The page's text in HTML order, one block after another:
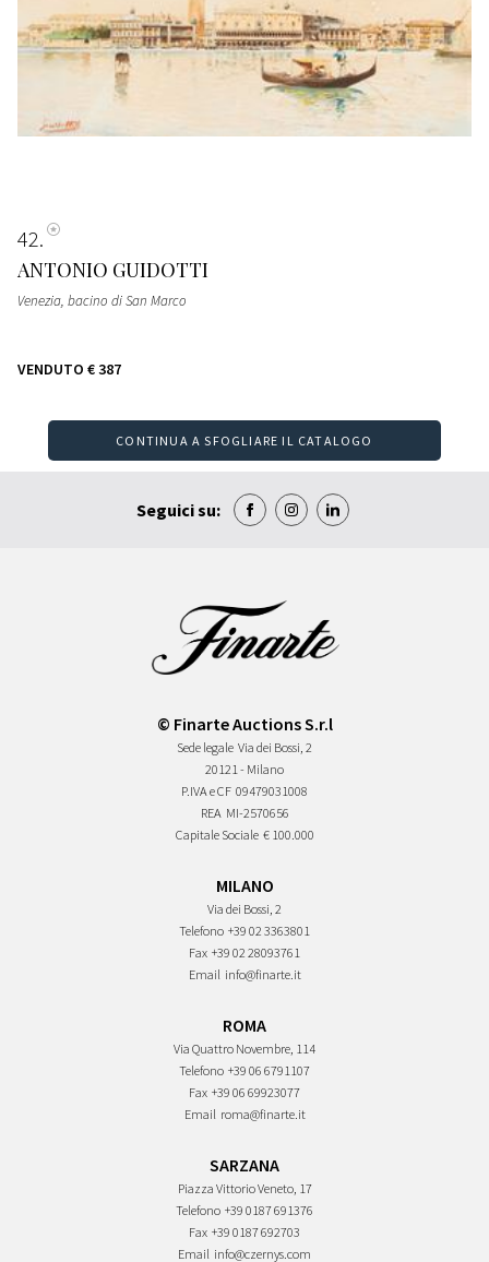
42
ANTONIO GUIDOTTI
Venezia, bacino di San Marco
VENDUTO € 387
CONTINUA A SFOGLIARE IL CATALOGO
Seguici su:
© Finarte Auctions S.r.l
Sede legale Via dei Bossi, 2
20121 - Milano
P.IVA e CF 09479031008
REA MI-2570656
Capitale Sociale € 100.000
MILANO
Via dei Bossi, 2
Telefono +39 02 3363801
Fax +39 02 28093761
Email info@finarte.it
ROMA
Via Quattro Novembre, 114
Telefono +39 06 6791107
Fax +39 06 69923077
Email roma@finarte.it
SARZANA
Piazza Vittorio Veneto, 17
Telefono +39 0187 691376
Fax +39 0187 692703
Email info@czernys.com